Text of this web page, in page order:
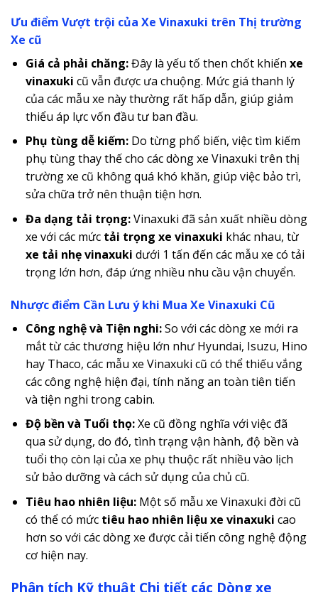
Ưu điểm Vượt trội của Xe Vinaxuki trên Thị trường
Xe cũ
Giá cả phải chăng:Đây là yếu tố then chốt khiến xe
vinaxuki cũ vẫn được ưa chuộng. Mức giá thanh lý
của các mẫu xe này thường rất hấp dẫn, giúp giảm
thiểu áp lực vốn đầu tư ban đầu.
Phụ tùng dễ kiếm:Do từng phổ biến, việc tìm kiếm
phụ tùng thay thế cho các dòng xe Vinaxuki trên thị
trường xe cũ không quá khó khăn, giúp việc bảo trì,
sửa chữa trở nên thuận tiện hơn.
Đa dạng tải trọng:Vinaxuki đã sản xuất nhiều dòng
xe với các mức tải trọng xe vinaxuki khác nhau, từ
xe tải nhẹ vinaxuki dưới 1 tấn đến các mẫu xe có tải
trọng lớn hơn, đáp ứng nhiều nhu cầu vận chuyển.
Nhược điểm Cần Lưu ý khi Mua Xe Vinaxuki Cũ
Công nghệ và Tiện nghi:So với các dòng xe mới ra
mắt từ các thương hiệu lớn như Hyundai, Isuzu, Hino
hay Thaco, các mẫu xe Vinaxuki cũ có thể thiếu vắng
các công nghệ hiện đại, tính năng an toàn tiên tiến
và tiện nghi trong cabin.
Độ bền và Tuổi thọ:Xe cũ đồng nghĩa với việc đã
qua sử dụng, do đó, tình trạng vận hành, độ bền và
tuổi thọ còn lại của xe phụ thuộc rất nhiều vào lịch
sử bảo dưỡng và cách sử dụng của chủ cũ.
Tiêu hao nhiên liệu:Một số mẫu xe Vinaxuki đời cũ
có thể có mức tiêu hao nhiên liệu xe vinaxuki cao
hơn so với các dòng xe được cải tiến công nghệ động
cơ hiện nay.
Phân tích Kỹ thuật Chi tiết các Dòng xe